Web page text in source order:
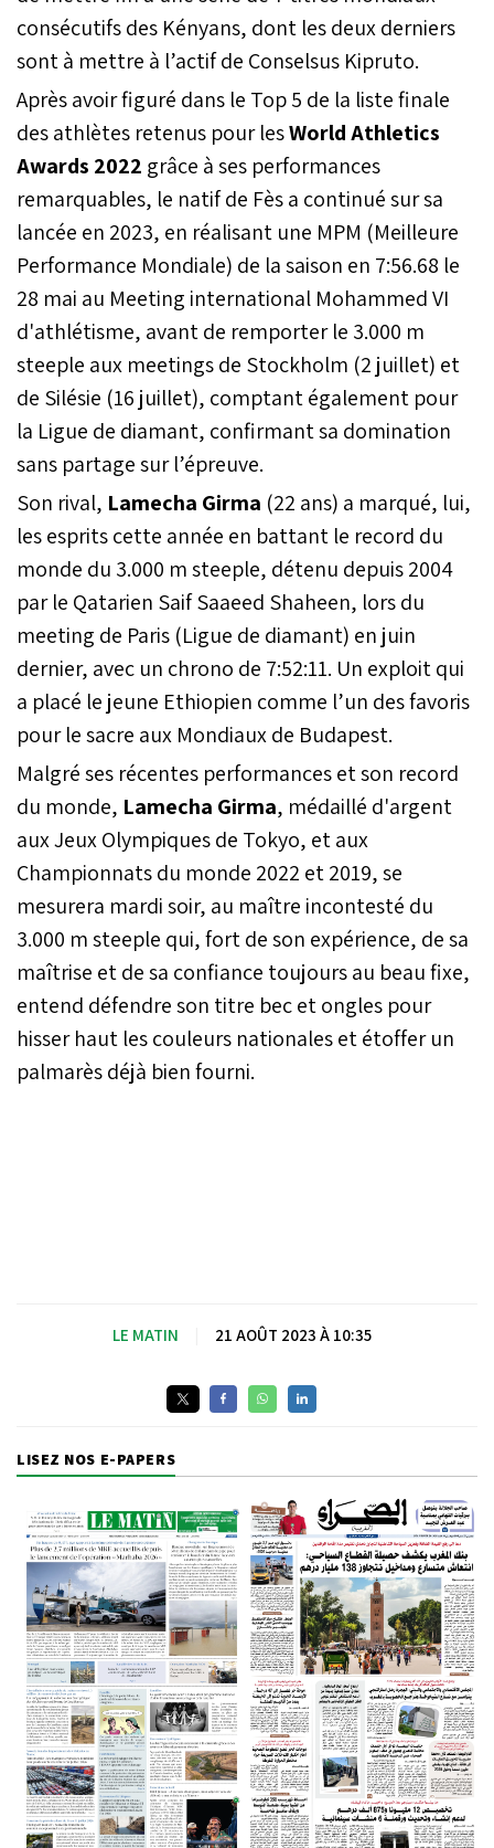
consécutifs des Kényans, dont les deux derniers
sont à mettre à l’actif de Conselsus Kipruto.
Après avoir figuré dans le Top 5 de la liste finale
des athlètes retenus pour lesWorld Athletics
Awards 2022 grâce à ses performances
remarquables, le natif de Fès a continué sur sa
lancée en 2023, en réalisant une MPM (Meilleure
Performance Mondiale) de la saison en 7:56.68 le
28 mai au Meeting international Mohammed VI
d'athlétisme, avant de remporter le 3.000 m
steeple aux meetings de Stockholm (2 juillet) et
de Silésie (16 juillet), comptant également pour
la Ligue de diamant, confirmant sa domination
sans partage sur l’épreuve.
Son rival, Lamecha Girma (22 ans) a marqué, lui,
les esprits cette année en battant le record du
monde du 3.000 m steeple, détenu depuis 2004
par le Qatarien Saif Saaeed Shaheen, lors du
meeting de Paris (Ligue de diamant) en juin
dernier, avec un chrono de 7:52:11. Un exploit qui
a placé le jeune Ethiopien comme l’un des favoris
pour le sacre aux Mondiaux de Budapest.
Malgré ses récentes performances et son record
du monde, Lamecha Girma, médaillé d'argent
aux Jeux Olympiques de Tokyo, et aux
Championnats du monde 2022 et 2019, se
mesurera mardi soir, au maître incontesté du
3.000 m steeple qui, fort de son expérience, de sa
maîtrise et de sa confiance toujours au beau fixe,
entend défendre son titre bec et ongles pour
hisser haut les couleurs nationales et étoffer un
palmarès déjà bien fourni.
LE MATIN 21 AOÛT 2023 À 10:35
LISEZ NOS E-PAPERS